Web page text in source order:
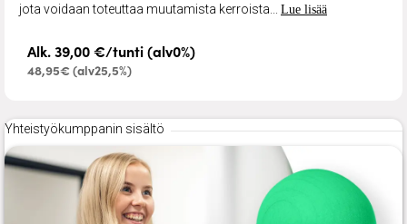
jota voidaan toteuttaa muutamista kerroista... Lue lisää
Alk. 39,00 €/tunti (alv0%)
48,95€ (alv25,5%)
Yhteistyökumppanin sisältö